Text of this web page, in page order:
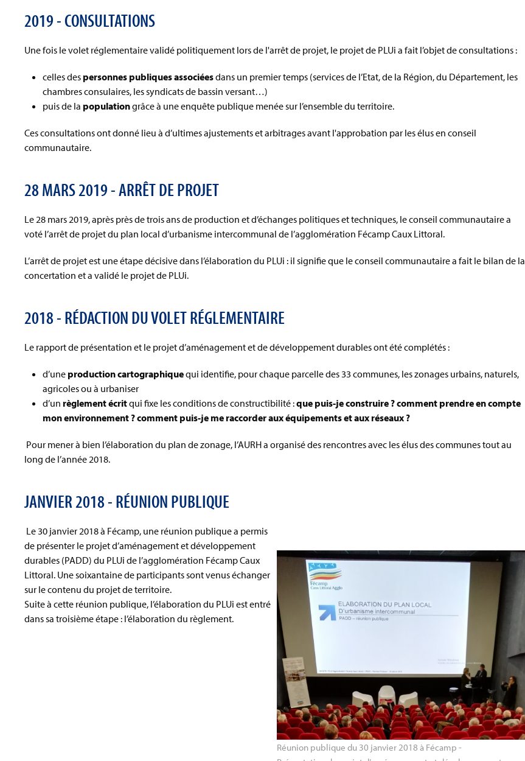
2019 - CONSULTATIONS
Une fois le volet réglementaire validé politiquement lors de l'arrêt de projet, le projet de PLUi a fait l’objet de consultations :
celles des personnes publiques associéesdans un premier temps (services de l’Etat, de la Région, du Département, les
chambres consulaires, les syndicats de bassin versant…)
puis de la populationgrâce à une enquête publique menée sur l’ensemble du territoire.
Ces consultations ont donné lieu à d’ultimes ajustements et arbitrages avant l'approbation par les élus en conseil
communautaire.
28 MARS 2019 - ARRÊT DE PROJET
Le 28 mars 2019, après près de trois ans de production et d’échanges politiques et techniques, le conseil communautaire a
voté l’arrêt de projet du plan local d’urbanisme intercommunal de l’agglomération Fécamp Caux Littoral.
L’arrêt de projet est une étape décisive dans l’élaboration du PLUi : il signifie que le conseil communautaire a fait le bilan de la
concertation et a validé le projet de PLUi.
2018 - RÉDACTION DU VOLET RÉGLEMENTAIRE
Le rapport de présentation et le projet d’aménagement et de développement durables ont été complétés :
d’une production cartographiquequi identifie, pour chaque parcelle des 33 communes, les zonages urbains, naturels,
agricoles ou à urbaniser
d’un règlement écritqui fixe les conditions de constructibilité :que puis-je construire ? comment prendre en compte
mon environnement ? comment puis-je me raccorder aux équipements et aux réseaux ?
Pour mener à bien l’élaboration du plan de zonage, l’AURH a organisé des rencontres avec les élus des communes tout au
long de l’année 2018.
JANVIER 2018 - RÉUNION PUBLIQUE
Le 30 janvier 2018 à Fécamp, une réunion publique a permis
de présenter le projet d’aménagement et développement
durables (PADD) du PLUi de l’agglomération Fécamp Caux
Littoral. Une soixantaine de participants sont venus échanger
sur le contenu du projet de territoire.
Suite à cette réunion publique, l’élaboration du PLUi est entré
dans sa troisième étape : l’élaboration du règlement.
Réunion publique du 30 janvier 2018 à Fécamp -